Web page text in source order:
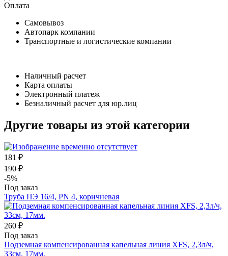
Оплата
Самовывоз
Автопарк компании
Транспортные и логистические компании
Наличный расчет
Карта оплаты
Электронный платеж
Безналичный расчет для юр.лиц
Другие товары из этой категории
181 ₽
190 ₽
-5%
Под заказ
Труба ПЭ 16/4, PN 4, коричневая
260 ₽
Под заказ
Подземная компенсированная капельная линия XFS, 2,3л/ч,
33см, 17мм.